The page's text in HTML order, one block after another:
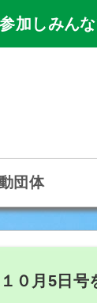
加しみん
団体
０月5日号